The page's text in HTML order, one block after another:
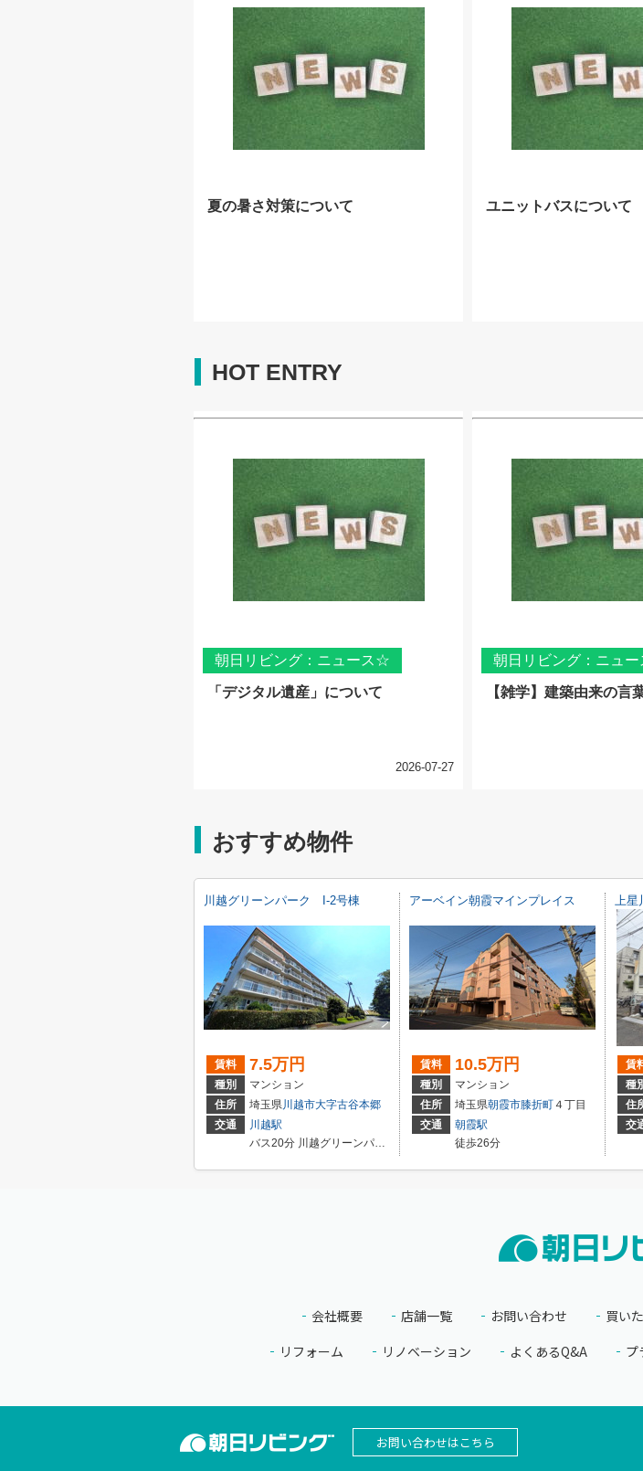
夏の暑さ対策について ユニットバスについて
HOT ENTRY
朝日リビング：ニュース☆
「デジタル遺産」について
2026-07-27
朝日リビング：ニュ
【雑学】建築由来の言
おすすめ物件
川越グリーンパーク I-2号棟
賃料 7.5万円
種別
マンション
住所
埼玉県 川越市大字古谷本郷
交通
川越駅
バス20分 川越グリーンパーク 停歩6分
アーベイン朝霞マインプレイス
賃料 10.5万円
種別
マンション
住所
埼玉県朝霞市膝折町４丁目
交通
朝霞駅
徒歩26分
上
賃
種
住
交
会社概要 店舗一覧 お問い合わせ 買い
リフォーム
リノベーション よくあるQ&A プ
お問い合わせはこちら